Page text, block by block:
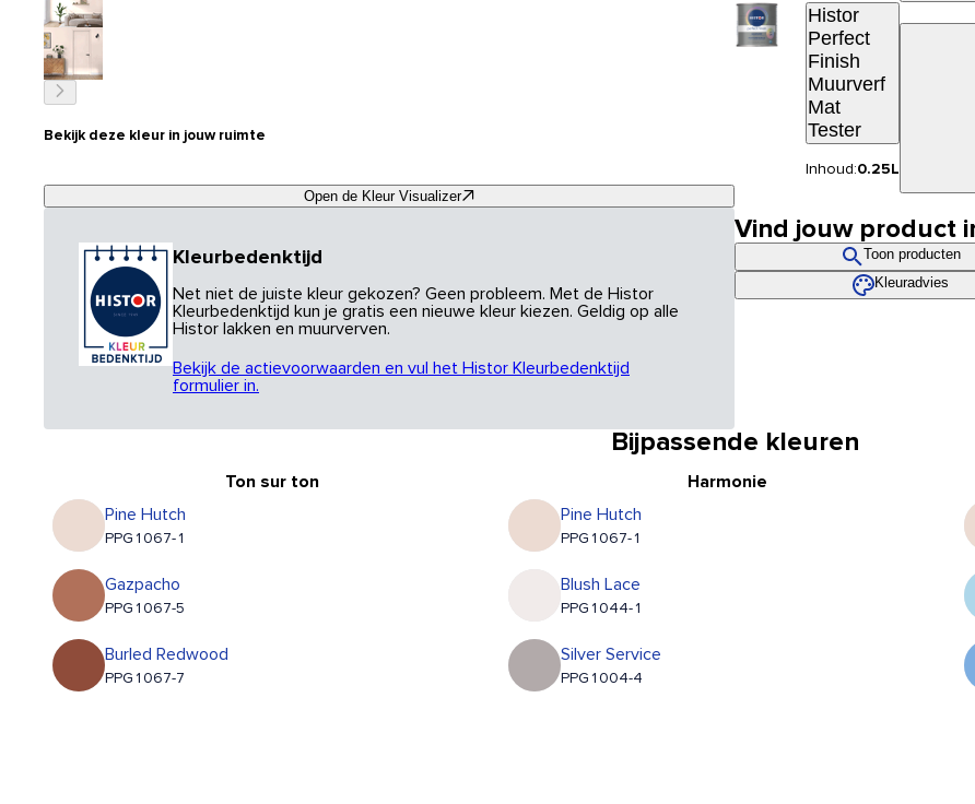
Bekijk deze kleur in jouw ruimte
Open de Kleur Visualizer
Kleurbedenktijd
Net niet de juiste kleur gekozen? Geen probleem. Met de Histor
Kleurbedenktijd kun je gratis een nieuwe kleur kiezen. Geldig op alle
Histor lakken en muurverven.
Bekijk de actievoorwaarden en vul het Histor Kleurbedenktijd
formulier in.
Histor
Perfect
Finish
Muurverf
Mat
Tester
Inhoud:0.25L
Vind jouw product
Toon producten
Kleuradvies
Bijpassende kleuren
Ton sur ton
Pine Hutch
PPG1067-1
Gazpacho
PPG1067-5
Burled Redwood
PPG1067-7
Harmonie
Pine Hutch
PPG1067-1
Blush Lace
PPG1044-1
Silver Service
PPG1004-4